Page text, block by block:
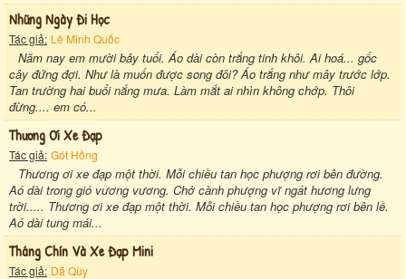
Những Ngày Đi Học
Tác giả: Lê Minh Quốc
Năm nay em mười bảy tuổi. Áo dài còn trắng tinh khôi. Ai hoá... gốc
cây đứng đợi. Như là muốn được song đôi? Áo trắng như mây trước lớp.
Tan trường hai buổi nắng mưa. Làm mắt ai nhìn không chớp. Thôi
đừng.... em có...
Thương Ơi Xe Đạp
Tác giả: Gót Hồng
Thương ơi xe đạp một thời. Mỗi chiều tan học phượng rơi bên đường.
Aó dài trong gió vương vương. Chở cành phượng vĩ ngát hương lưng
trời..... Thương ơi xe đạp một thời. Mỗi chiều tan học phượng rơi bên lề.
Aó dài tung mái...
Tháng Chín Và Xe Đạp Mini
Tác giả: Dã Qùy